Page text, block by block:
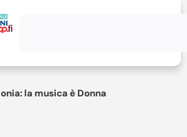
la musica è Donna